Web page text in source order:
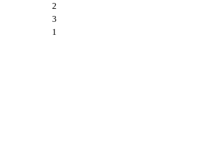
1
3
2